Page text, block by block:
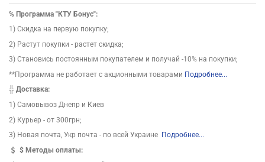
% Программа "КТУ Бонус":
1) Скидка на первую покупку;
2) Растут покупки - растет скидка;
3) Становись постоянным покупателем и получай -10% на покупки;
**Программа не работает с акционными товарами Подробнее...
╬ Доставка:
1) Самовывоз Днепр и Киев
2) Курьер - от 300грн;
3) Новая почта, Укр почта - по всей Украине Подробнее...
$Методы оплаты: